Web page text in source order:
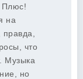
Плюс!
на
что
Музыка
но